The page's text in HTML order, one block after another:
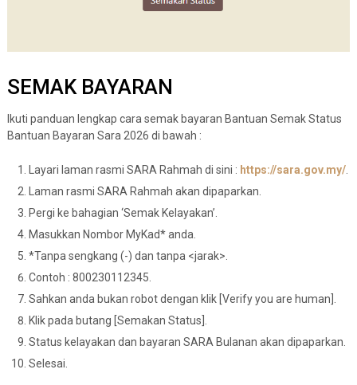
SEMAK BAYARAN
Ikuti panduan lengkap cara semak bayaran Bantuan Semak Status
Bantuan Bayaran Sara 2026 di bawah :
Layari laman rasmi SARA Rahmah di sini : https://sara.gov.my/.
Laman rasmi SARA Rahmah akan dipaparkan.
Pergi ke bahagian ‘Semak Kelayakan’.
Masukkan Nombor MyKad* anda.
*Tanpa sengkang (-) dan tanpa <jarak>.
Contoh : 800230112345.
Sahkan anda bukan robot dengan klik [Verify you are human].
Klik pada butang [Semakan Status].
Status kelayakan dan bayaran SARA Bulanan akan dipaparkan.
Selesai.